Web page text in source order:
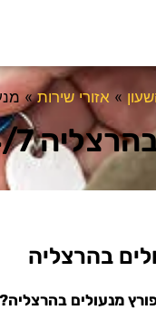
» אזורי שירות»
24/7
בהרצליה
מנעולים